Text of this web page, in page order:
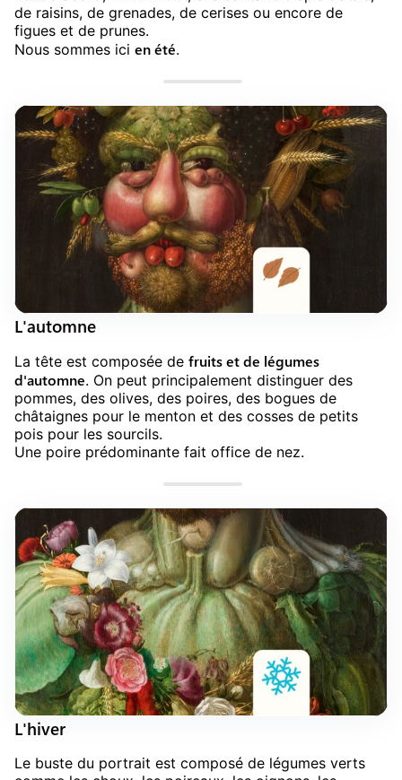
de raisins, de grenades, de cerises ou encore de
figues et de prunes.
Nous sommes ici en été.
L'automne
La tête est composée de fruits et de légumes
d'automne. On peut principalement distinguer des
pommes, des olives, des poires, des bogues de
châtaignes pour le menton et des cosses de petits
pois pour les sourcils.
Une poire prédominante fait office de nez.
L'hiver
Le buste du portrait est composé de légumes verts